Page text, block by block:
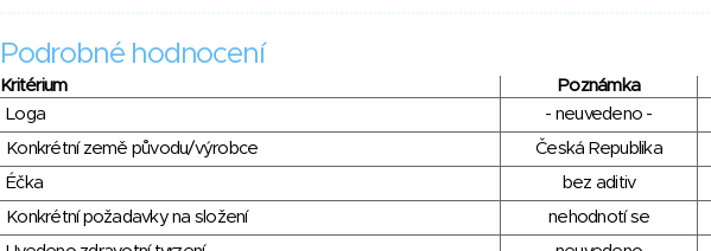
Podrobné hodnocení
Kritérium Poznámka
Loga
- neuvedeno -
Konkrétní země původu/výrobce
Česká Republika
Éčka
bez aditiv
Konkrétní požadavky na složení
nehodnotí se